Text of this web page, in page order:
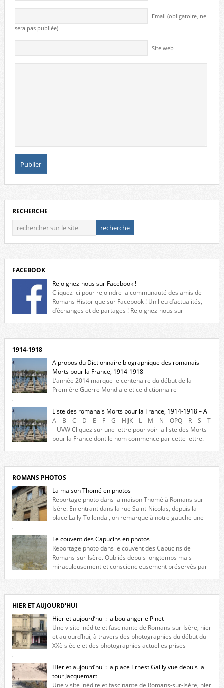
Email (obligatoire, ne
sera pas publiée)
Site web
RECHERCHE
FACEBOOK
Rejoignez-nous sur Facebook !
Cliquez ici pour rejoindre la communauté des amis de
Romans Historique sur Facebook ! Un lieu d’actualités,
d’échanges et de partages ! Rejoignez-nous sur
1914-1918
A propos du Dictionnaire biographique des romanais
Morts pour la France, 1914-1918
L’année 2014 marque le centenaire du début de la
Première Guerre Mondiale et ce dictionnaire
biographique veut rendre hommage aux romanais Morts pour la
France durant ce conflit. La base de cette recherche historique est
constituée des noms gravés sur les plaques commémoratives de
l’Hôtel de Ville, du lycée du Dauphiné et du lycée Triboulet, […]
Liste des romanais Morts pour la France, 1914-1918 – A
A – B – C – D – E – F – G – HIJK – L – M – N – OPQ – R – S – T
– UVW Cliquez sur une lettre pour voir la liste des Morts
pour la France dont le nom commence par cette lettre.
ROMANS PHOTOS
La maison Thomé en photos
Reportage photo dans la maison Thomé à Romans-sur-
Isère. En entrant dans la rue Saint-Nicolas, depuis la
place Lally-Tollendal, on remarque à notre gauche une
maison construite au XVIè siècle. Les deux façades sont ornées de
fenêtres jumelles à meneaux. Entre ces deux étages, on peut voir une
niche qui contient une statue de la Vierge. […]
Le couvent des Capucins en photos
Reportage photo dans le couvent des Capucins de
Romans-sur-Isère. Oubliés depuis longtemps mais
miraculeusement et consciencieusement préservés par
l’histoire de la redécouverte de vestiges du couvent des Capucins ! Petit
retour sur l’histoire […]
HIER ET AUJOURD'HUI
Hier et aujourd’hui : la boulangerie Pinet
Une visite inédite et fascinante de Romans-sur-Isère, hier
et aujourd’hui, à travers des photographies du début du
XXè siècle et des photographies actuelles prises
exactement dans le même cadre ! A l’angle de la place Jean Jaurès et de
l’avenue Victor Hugo (à côté d’Intermarché), à Romans. La boulangerie
Jules Pinet est inscrite dans le […]
Hier et aujourd’hui : la place Ernest Gailly vue depuis la
tour Jacquemart
Une visite inédite et fascinante de Romans-sur-Isère, hier